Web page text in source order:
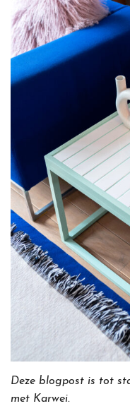
Deze blogpost is tot
met Karwei.